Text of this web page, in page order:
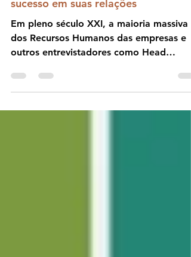
seu Quociente Emocional e ter
sucesso em suas relações
Em pleno século XXI, a maioria massiva
dos Recursos Humanos das empresas e
outros entrevistadores como Head